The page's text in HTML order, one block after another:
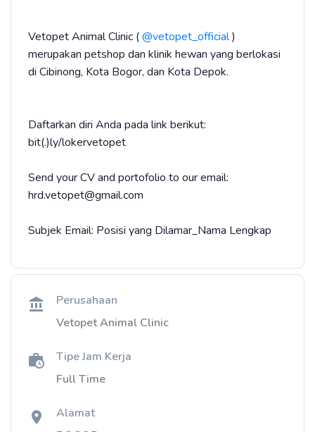
Vetopet Animal Clinic (@vetopet_official)
merupakan petshop dan klinik hewan yang berlokasi
di Cibinong, Kota Bogor, dan Kota Depok.
Daftarkan diri Anda pada link berikut:
bit(.)ly/lokervetopet
Send your CV and portofolio to our email:
hrd.vetopet@gmail.com
Subjek Email: Posisi yang Dilamar_Nama Lengkap
Perusahaan
Vetopet Animal Clinic
Tipe Jam Kerja
Full Time
Alamat